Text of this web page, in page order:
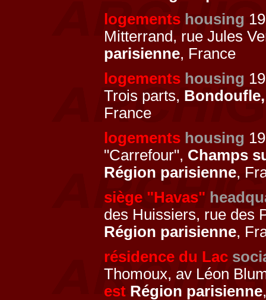
logements housing
Mitterrand, rue Jules
parisienne, France
logements housing
Trois parts,
France
logements housing
"Carrefour", Champs
Région parisienne,
siège "Havas"
des Huissiers, rue des
Région parisienne,
résidence du Lac
Thomoux, av Léon
est Région parisienne